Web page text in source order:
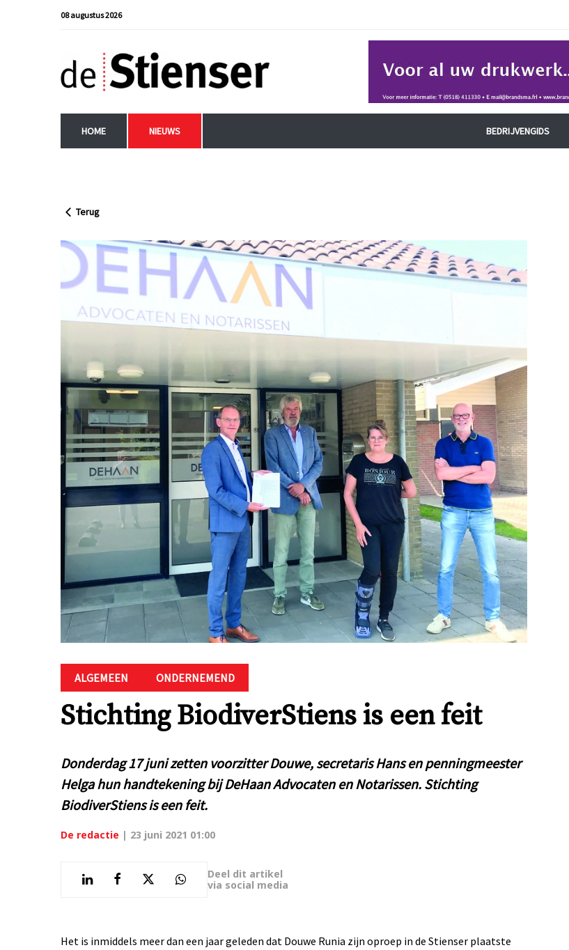
08 augustus 2026
HOME NIEUWS BEDRIJVENGIDS
Terug
ALGEMEEN ONDERNEMEND
Stichting BiodiverStiens is een feit
Donderdag 17 juni zetten voorzitter Douwe, secretaris Hans en penningmeester
Helga hun handtekening bij DeHaan Advocaten en Notarissen. Stichting
BiodiverStiens is een feit.
De redactie | 23 juni 2021 01:00
Deel dit artikel
via social media
Het is inmiddels meer dan een jaar geleden dat Douwe Runia zijn oproep in de Stienser plaatste